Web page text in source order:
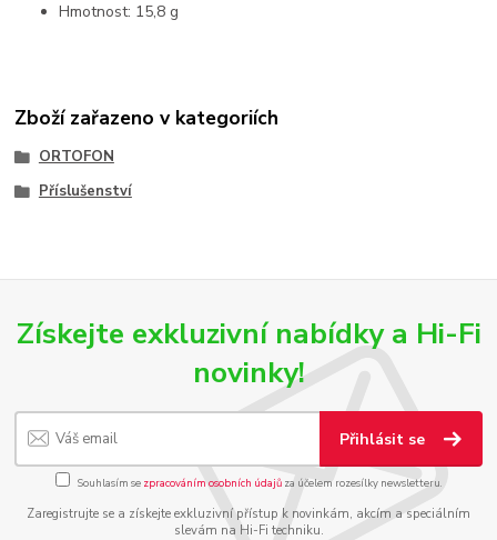
Hmotnost: 15,8 g
Zboží zařazeno v kategoriích
ORTOFON
Příslušenství
Získejte exkluzivní nabídky a Hi-Fi
novinky!
Přihlásit se
Souhlasím se zpracováním osobních údajůza účelem rozesílky newsletteru.
Zaregistrujte se a získejte exkluzivní přístup k novinkám, akcím a speciálním
slevám na Hi-Fi techniku.